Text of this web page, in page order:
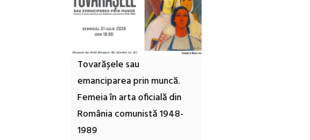
Tovarășele sau
emanciparea prin muncă.
Femeia în arta oficială din
România comunistă 1948-
1989